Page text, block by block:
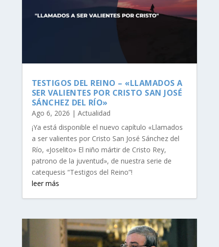
TESTIGOS DEL REINO – «LLAMADOS A
SER VALIENTES POR CRISTO SAN JOSÉ
SÁNCHEZ DEL RÍO»
Ago 6, 2026 | Actualidad
¡Ya está disponible el nuevo capítulo «Llamados
a ser valientes por Cristo San José Sánchez del
Río, «Joselito» El niño mártir de Cristo Rey,
patrono de la juventud», de nuestra serie de
catequesis “Testigos del Reino”!
leer más